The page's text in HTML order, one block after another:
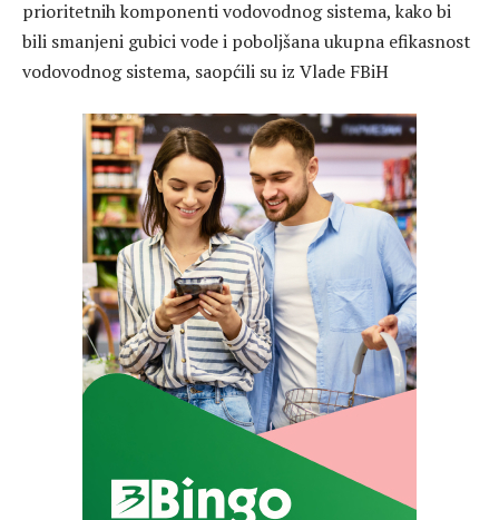
prioritetnih komponenti vodovodnog sistema, kako bi
bili smanjeni gubici vode i poboljšana ukupna efikasnost
vodovodnog sistema, saopćili su iz Vlade FBiH